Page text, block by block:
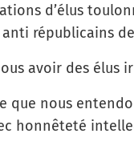
d’élus
républicains
avoir des élus
que nous
honnêteté